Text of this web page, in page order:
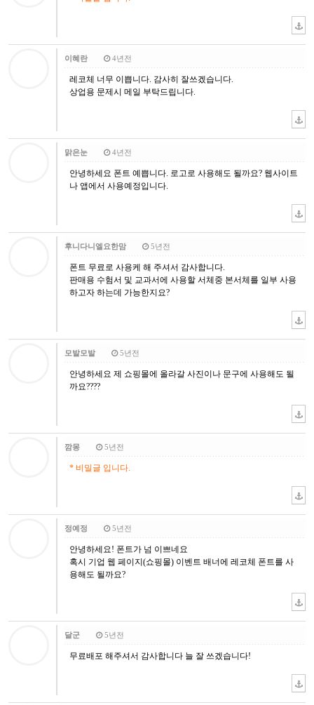
이혜란 4년전
레코체 너무 이쁩니다. 감사히 잘쓰겠습니다.
상업용 문제시 메일 부탁드립니다.
맑은눈 4년전
안녕하세요 폰트 예쁩니다. 로고로 사용해도 될까요? 웹사이트
나 앱에서 사용예정입니다.
후니다니엘요한맘 5년전
폰트 무료로 사용케 해 주셔서 감사합니다.
판매용 수험서 및 교과서에 사용할 서체중 본서체를 일부 사용
하고자 하는데 가능한지요?
모발모발 5년전
안녕하세요 제 쇼핑몰에 올라갈 사진이나 문구에 사용해도 될
까요????
깜몽 5년전
* 비밀글 입니다.
정예정 5년전
안녕하세요! 폰트가 넘 이쁘네요
혹시 기업 웹 페이지(쇼핑몰) 이벤트 배너에 레코체 폰트를 사
용해도 될까요?
달군 5년전
무료배포 해주셔서 감사합니다 늘 잘 쓰겠습니다!